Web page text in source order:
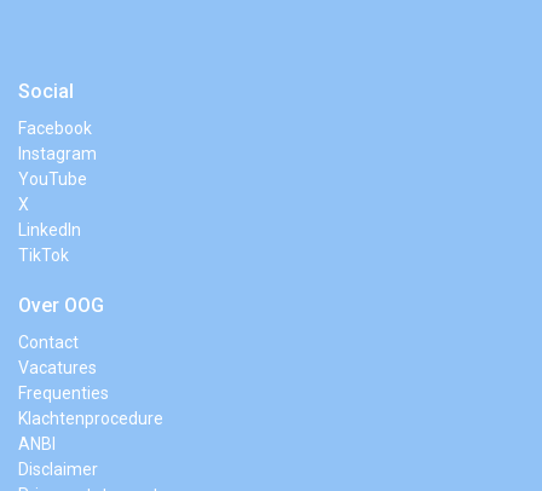
Social
Facebook
Instagram
YouTube
X
LinkedIn
TikTok
Over OOG
Contact
Vacatures
Frequenties
Klachtenprocedure
ANBI
Disclaimer